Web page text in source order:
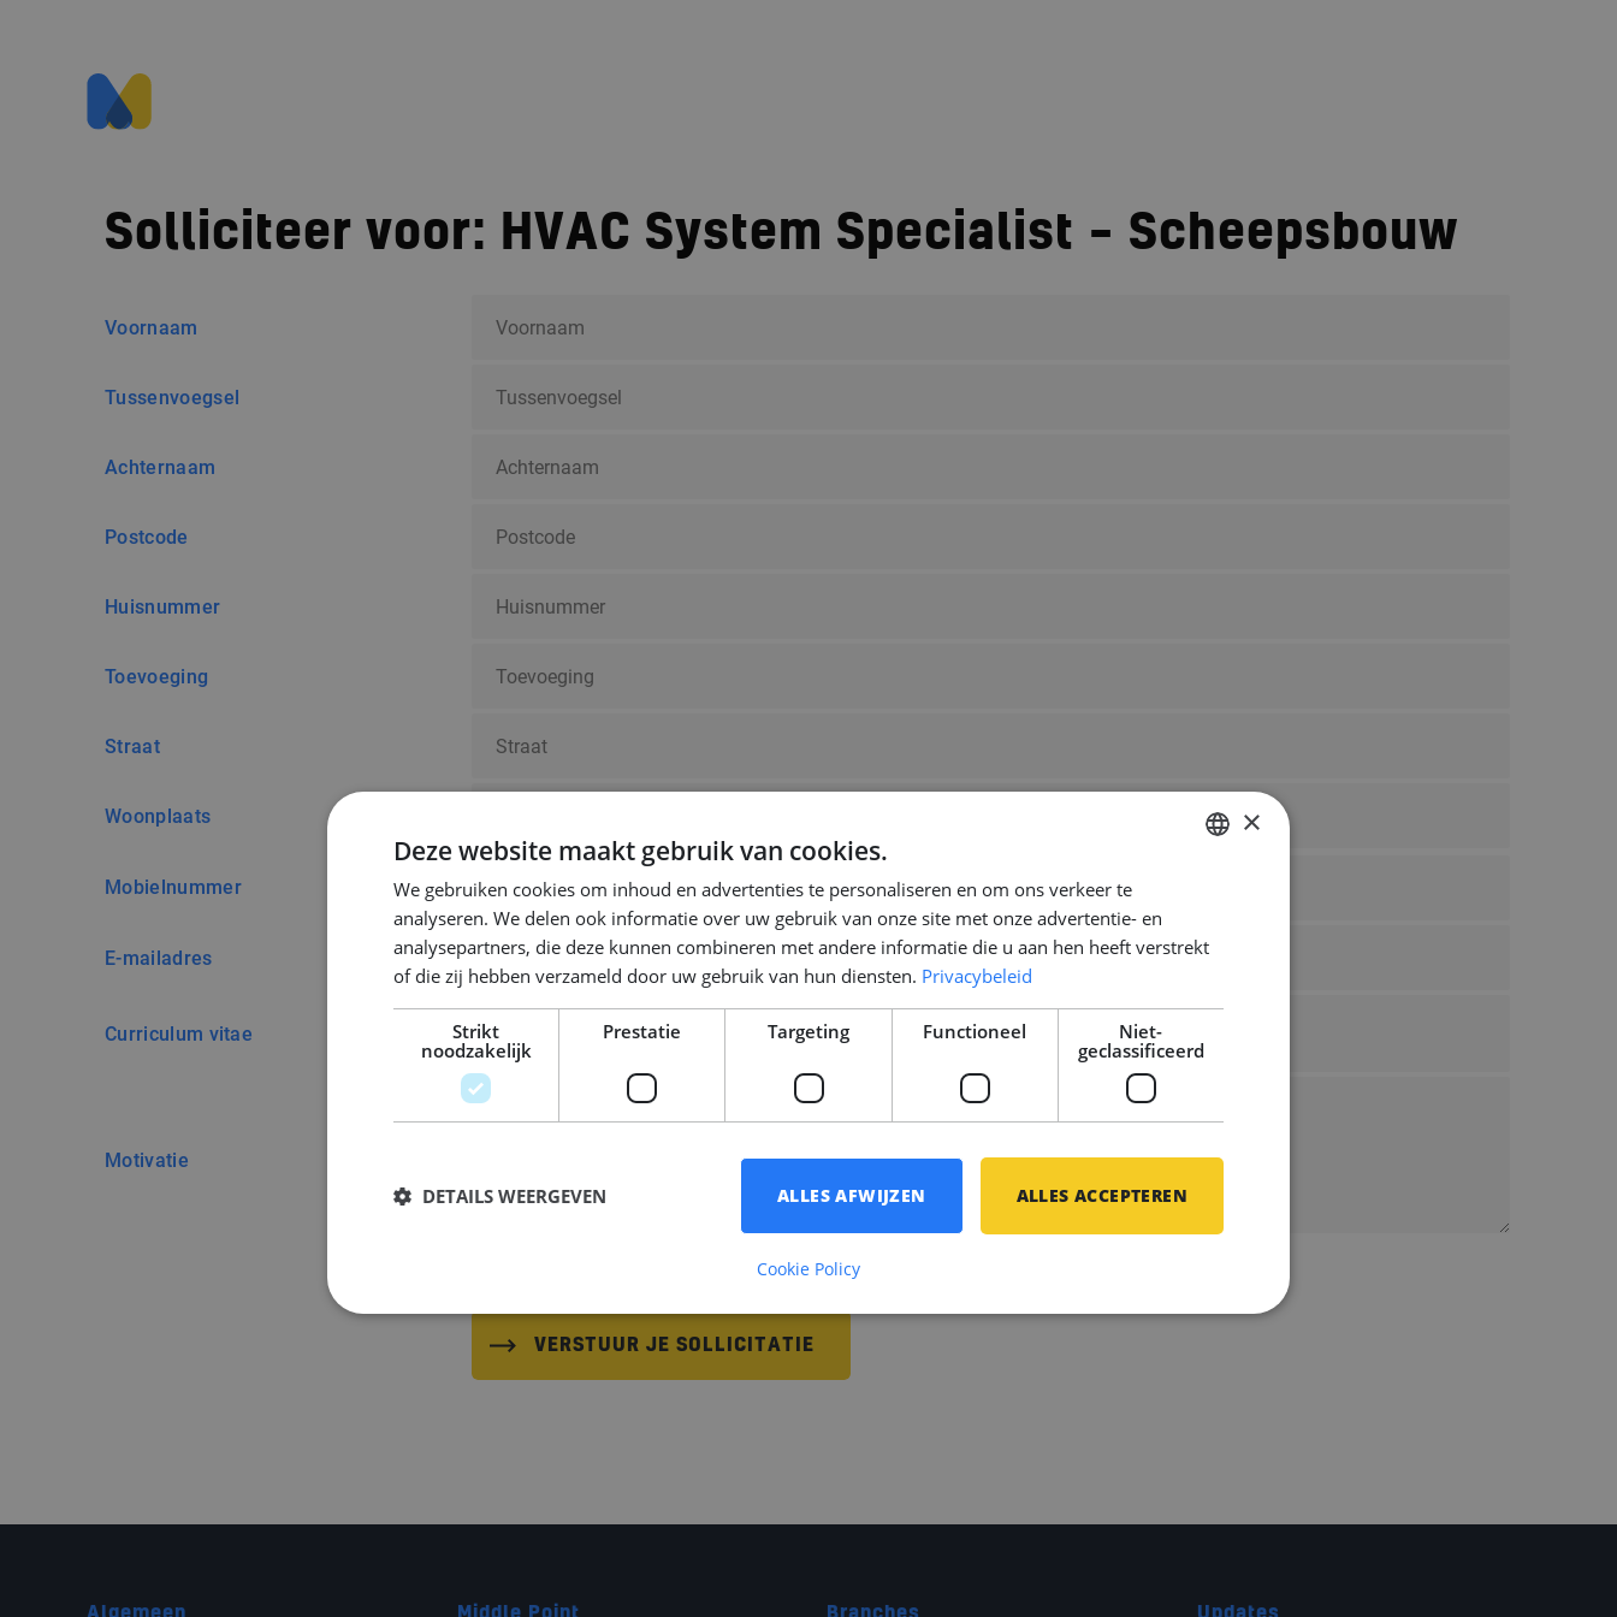
Solliciteer voor: HVAC System Specialist – Scheepsbouw
Voornaam
Tussenvoegsel
Achternaam
Postcode
Huisnummer
Toevoeging
Straat
Woonplaats
Mobielnummer
E-mailadres
Curriculum vitae
Motivatie
privacystatement en ik wil berichten via
VERSTUUR JE SOLLICITATIE
×
Deze website maakt gebruik van cookies.
We gebruiken cookies om inhoud en advertenties te personaliseren en om ons verkeer te
analyseren. We delen ook informatie over uw gebruik van onze site met onze advertentie- en
analysepartners, die deze kunnen combineren met andere informatie die u aan hen heeft verstrekt
of die zij hebben verzameld door uw gebruik van hun diensten. Privacybeleid
Strikt
noodzakelijk
Prestatie Targeting Functioneel
Niet-
geclassificeerd
ALLES ACCEPTEREN
ALLES AFWIJZEN
DETAILS WEERGEVEN
Cookie Policy